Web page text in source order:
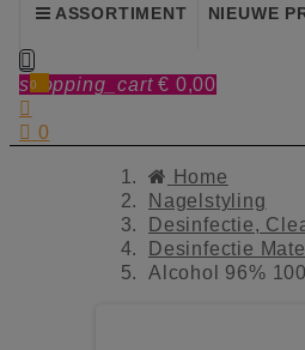
ASSORTIMENT NIEUWE

shopping_cart € 0,00
0

 0
Home
Nagelstyling
Desinfectie,
Desinfectie
Alcohol 96%